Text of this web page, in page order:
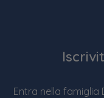
Entra nella famiglia